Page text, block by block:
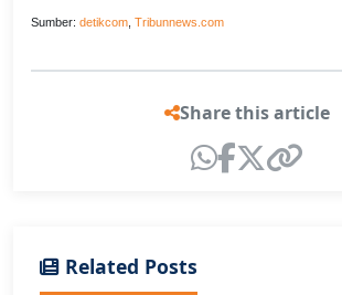
Sumber: detikcom Tribunnews.com
Share this article
Related Posts